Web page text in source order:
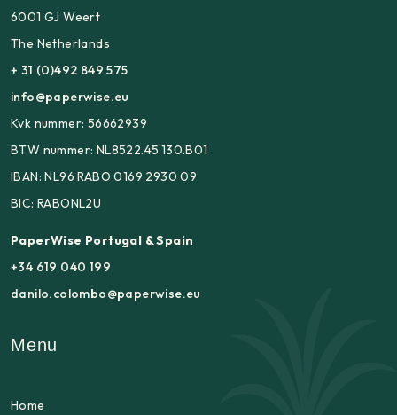
6001 GJ Weert
The Netherlands
+ 31 (0)492 849 575
info@paperwise.eu
Kvk nummer: 56662939
BTW nummer: NL8522.45.130.B01
IBAN: NL96 RABO 0169 2930 09
BIC: RABONL2U
PaperWise Portugal & Spain
+34 619 040 199
danilo.colombo@paperwise.eu
Menu
Home